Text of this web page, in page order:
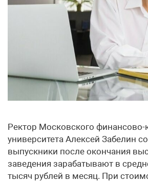
Ректор Московского финансово-
университета Алексей Забелин
выпускники после окончания
заведения зарабатывают в
тысяч рублей в месяц. При